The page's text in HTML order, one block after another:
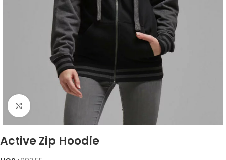
Click to enlarge
Active Zip Hoodie